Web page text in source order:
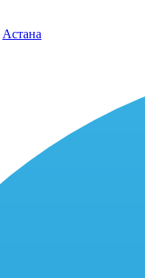
Астана